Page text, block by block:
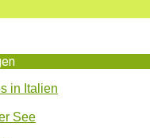
in Italien
See